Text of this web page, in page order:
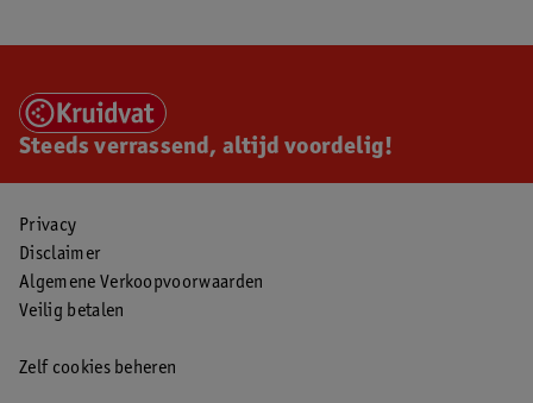
Steeds verrassend, altijd voordelig!
Privacy
Disclaimer
Algemene Verkoopvoorwaarden
Veilig betalen
Zelf cookies beheren